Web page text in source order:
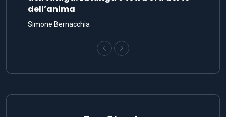
dell’anima
Simone Bernacchia